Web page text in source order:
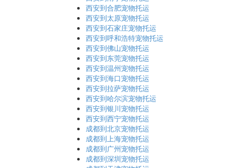
西安到合肥宠物托运
西安到太原宠物托运
西安到石家庄宠物托运
西安到呼和浩特宠物托运
西安到佛山宠物托运
西安到东莞宠物托运
西安到温州宠物托运
西安到海口宠物托运
西安到拉萨宠物托运
西安到哈尔滨宠物托运
西安到银川宠物托运
西安到西宁宠物托运
成都到北京宠物托运
成都到上海宠物托运
成都到广州宠物托运
成都到深圳宠物托运